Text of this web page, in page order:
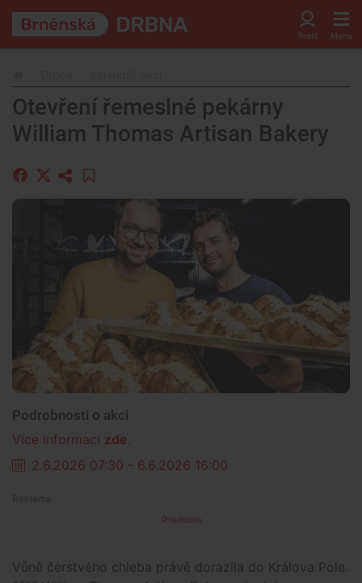
Otevření řemeslné pekárny
William Thomas Artisan Bakery
Podrobnosti o akci
Více informací zde.
2.6.2026 07:30 - 6.6.2026 16:00
Premium
Vůně čerstvého chleba právě dorazila do Králova Pole.